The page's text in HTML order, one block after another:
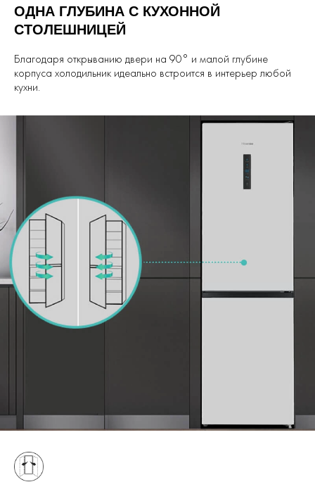
ОДНА ГЛУБИНА С КУХОННОЙ
СТОЛЕШНИЦЕЙ
Благодаря открыванию двери на 90° и малой глубине
корпуса холодильник идеально встроится в интерьер любой
кухни.